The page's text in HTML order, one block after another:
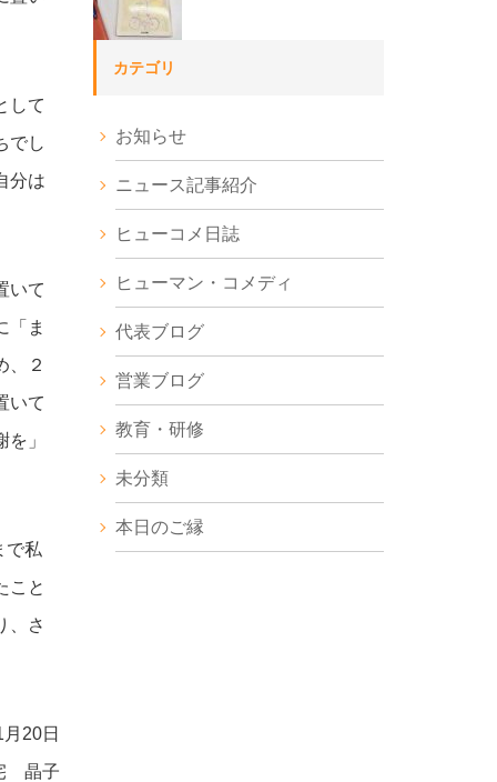
して
でし
分は
いて
「ま
、２
いて
」
で私
こと
、さ
月 20日
晶子
カテゴリ
お知らせ
ニュース記事紹介
ヒューコメ日誌
ヒューマン・コメディ
代表ブログ
営業ブログ
教育・研修
未分類
本日のご縁